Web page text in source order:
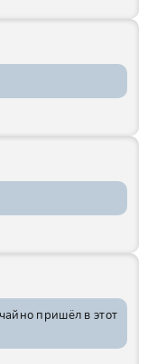
пришёл в этот